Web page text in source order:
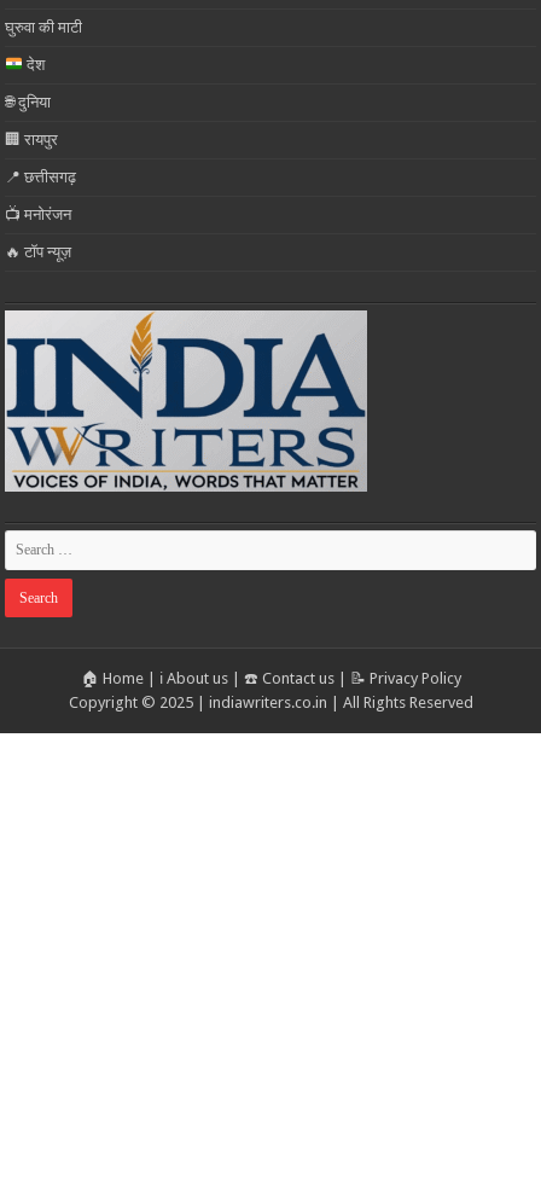
घुरुवा की माटी
देश
🌐 दुनिया
🏢 रायपुर
📍 छत्तीसगढ़
📺 मनोरंजन
🔥 टॉप न्यूज़
🏠 Home| ℹ️ About us| ☎️ Contact us| 📝 Privacy Policy
Copyright © 2025 | indiawriters.co.in | All Rights Reserved